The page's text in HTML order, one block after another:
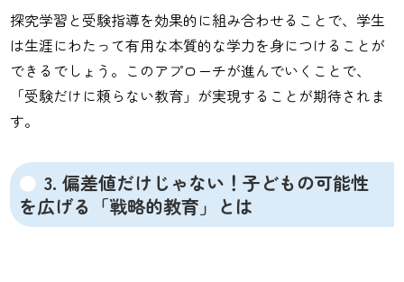
探究学習と受験指導を効果的に組み合わせることで、学生
は生涯にわたって有用な本質的な学力を身につけることが
できるでしょう。このアプローチが進んでいくことで、
「受験だけに頼らない教育」が実現することが期待されま
す。
3. 偏差値だけじゃない！子どもの可能性
を広げる「戦略的教育」とは